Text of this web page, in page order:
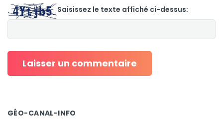
Saisissez le texte affiché ci-dessus:
GÉO-CANAL-INFO